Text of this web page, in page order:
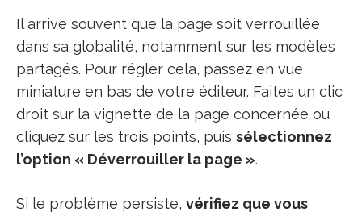
Il arrive souvent que la page soit verrouillée
dans sa globalité, notamment sur les modèles
partagés. Pour régler cela, passez en vue
miniature en bas de votre éditeur. Faites un clic
droit sur la vignette de la page concernée ou
cliquez sur les trois points, puis sélectionnez
l’option « Déverrouiller la page ».
Si le problème persiste, vérifiez que vous